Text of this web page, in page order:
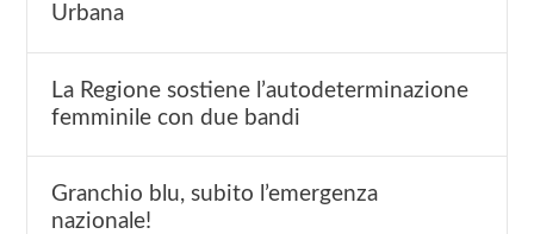
Urbana
La Regione sostiene l’autodeterminazione
femminile con due bandi
Granchio blu, subito l’emergenza
nazionale!